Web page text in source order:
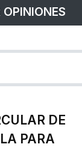
OPINIONES
DE
PARA